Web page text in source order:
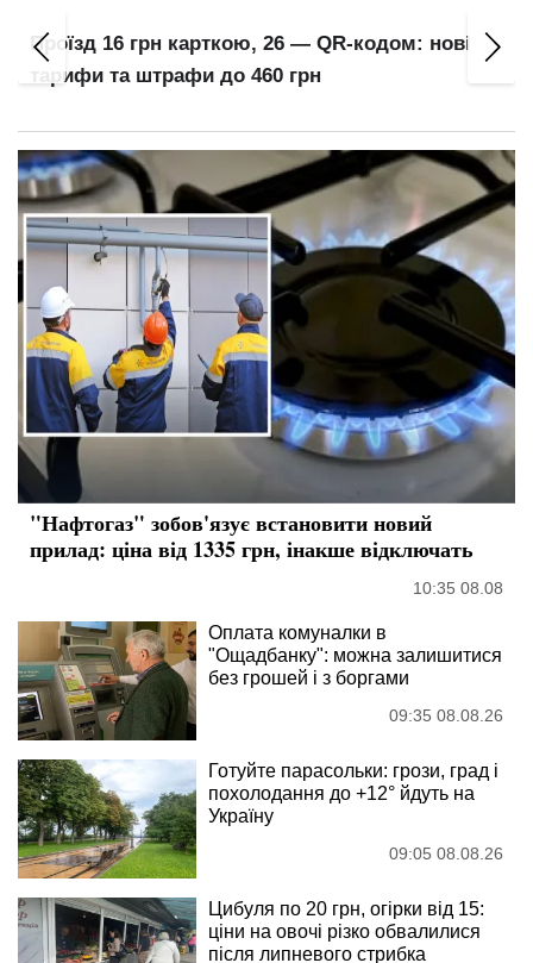
Проїзд 16 грн карткою, 26 — QR-кодом: нові
тарифи та штрафи до 460 грн
"Нафтогаз" зобов'язує встановити новий
прилад: ціна від 1335 грн, інакше відключать
10:35 08.08
Оплата комуналки в
"Ощадбанку": можна залишитися
без грошей і з боргами
09:35 08.08.26
Готуйте парасольки: грози, град і
похолодання до +12° йдуть на
Україну
09:05 08.08.26
Цибуля по 20 грн, огірки від 15:
ціни на овочі різко обвалилися
після липневого стрибка